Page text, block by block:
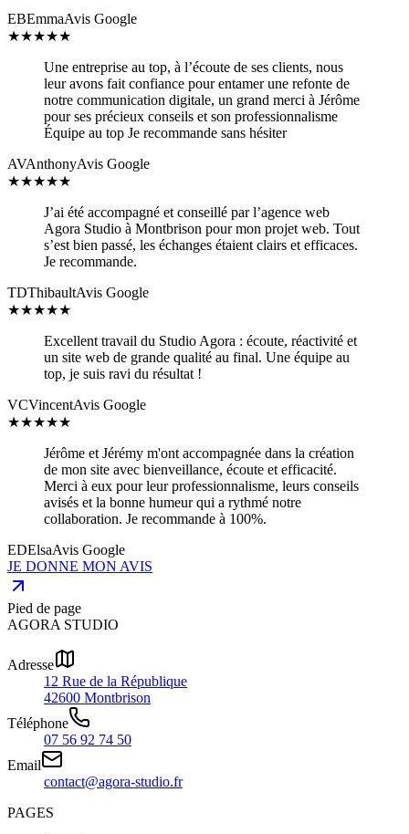
EBEmmaAvis Google
★★★★★
Une entreprise au top, à l’écoute de ses clients, nous
leur avons fait confiance pour entamer une refonte de
notre communication digitale, un grand merci à Jérôme
pour ses précieux conseils et son professionnalisme
Équipe au top Je recommande sans hésiter
AVAnthonyAvis Google
★★★★★
J’ai été accompagné et conseillé par l’agence web
Agora Studio à Montbrison pour mon projet web. Tout
s’est bien passé, les échanges étaient clairs et efficaces.
Je recommande.
TDThibaultAvis Google
★★★★★
Excellent travail du Studio Agora : écoute, réactivité et
un site web de grande qualité au final. Une équipe au
top, je suis ravi du résultat !
VCVincentAvis Google
★★★★★
Jérôme et Jérémy m'ont accompagnée dans la création
de mon site avec bienveillance, écoute et efficacité.
Merci à eux pour leur professionnalisme, leurs conseils
avisés et la bonne humeur qui a rythmé notre
collaboration. Je recommande à 100%.
EDElsaAvis Google
JE DONNE MON AVIS
Pied de page
AGORA STUDIO
Adresse
12 Rue de la République
42600 Montbrison
Téléphone
07 56 92 74 50
Email
contact@agora-studio.fr
PAGES